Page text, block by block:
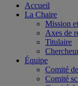
Accueil
La Chaire
Mission
Axes de
Titulaire
Équipe
Comité
Comité